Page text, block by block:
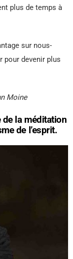
plus de temps à
sur nous-
pour devenir plus
Moine
la méditation
de l’esprit.